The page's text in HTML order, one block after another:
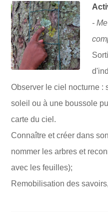
-
Observer le ciel nocturne :
soleil ou à une boussole
carte du ciel.
Connaître et créer dans
nommer les arbres et
avec les feuilles);
Remobilisation des